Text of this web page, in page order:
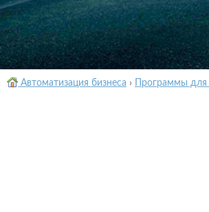
Автоматизация бизнеса › Программы для